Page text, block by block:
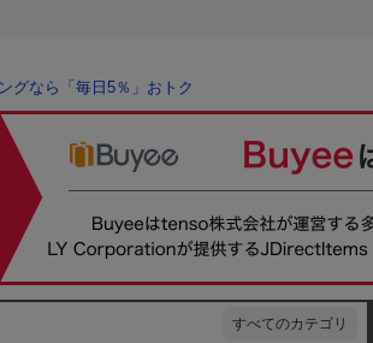
グなら「毎日5％」おトク
すべてのカテゴリ